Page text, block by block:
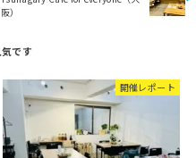
阪）
開催レポート